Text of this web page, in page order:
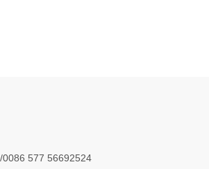
577 56692524